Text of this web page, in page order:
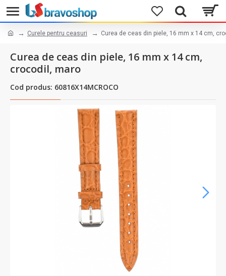
Curele pentru ceasuri Curea de ceas din piele, 16 mm x 14 cm,
Curea de ceas din piele, 16 mm x 14 cm,
crocodil, maro
Cod produs: 60816X14MCROCO